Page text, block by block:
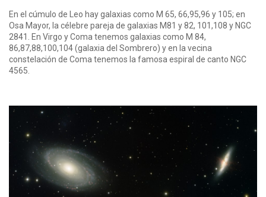
En el cúmulo de Leo hay galaxias como M 65, 66,95,96 y 105; en
Osa Mayor, la célebre pareja de galaxias M81 y 82, 101,108 y NGC
2841. En Virgo y Coma tenemos galaxias como M 84,
86,87,88,100,104 (galaxia del Sombrero) y en la vecina
constelación de Coma tenemos la famosa espiral de canto NGC
4565.